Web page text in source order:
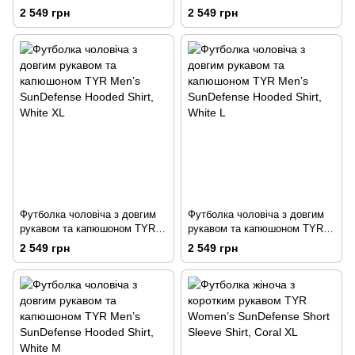
Men’s SunDefense Hooded
Shirt, Mint XXL
2 549 грн
Men’s SunDefense Hooded
Shirt, Light Grey XXL
2 549 грн
Футболка чоловіча з довгим
рукавом та капюшоном TYR
Men’s SunDefense Hooded
Shirt, White XL
2 549 грн
Футболка чоловіча з довгим
рукавом та капюшоном TYR
Men’s SunDefense Hooded
Shirt, White L
2 549 грн